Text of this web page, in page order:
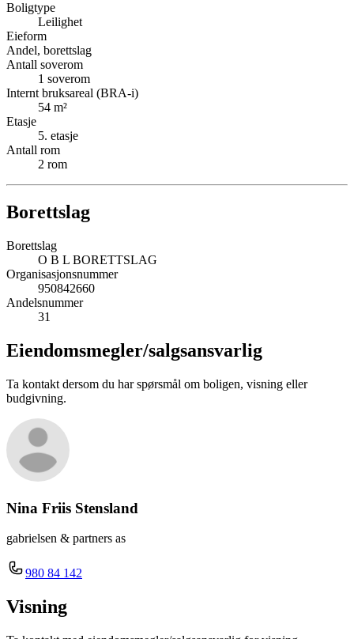
Boligtype
Leilighet
Eieform
Andel, borettslag
Antall soverom
1 soverom
Internt bruksareal (BRA-i)
54 m²
Etasje
5. etasje
Antall rom
2 rom
Borettslag
Borettslag
O B L BORETTSLAG
Organisasjonsnummer
950842660
Andelsnummer
31
Eiendomsmegler/salgsansvarlig
Ta kontakt dersom du har spørsmål om boligen, visning eller
budgivning.
Nina Friis Stensland
gabrielsen & partners as
980 84 142
Visning